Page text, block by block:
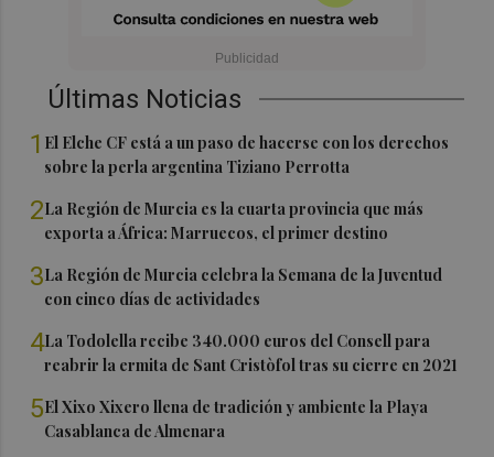
Últimas Noticias
1 El Elche CF está a un paso de hacerse con los derechos
sobre la perla argentina Tiziano Perrotta
2La Región de Murcia es la cuarta provincia que más
exporta a África: Marruecos, el primer destino
3La Región de Murcia celebra la Semana de la Juventud
con cinco días de actividades
4La Todolella recibe 340.000 euros del Consell para
reabrir la ermita de Sant Cristòfol tras su cierre en 2021
5El Xixo Xixero llena de tradición y ambiente la Playa
Casablanca de Almenara